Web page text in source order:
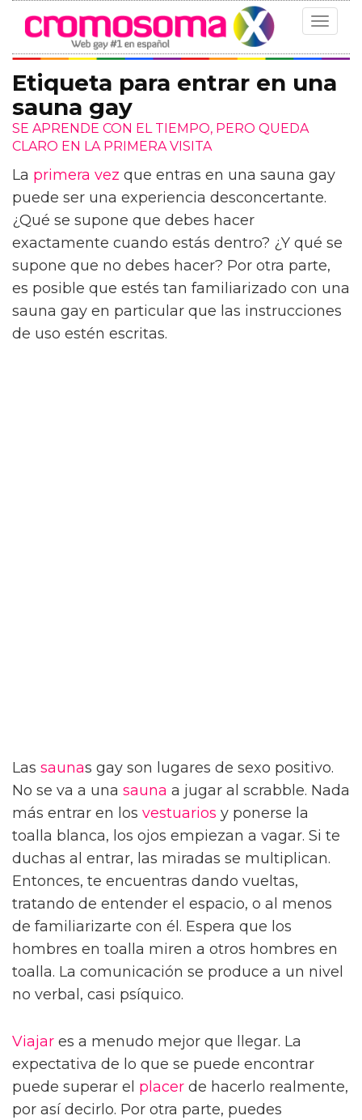
Toggle
Etiqueta para entrar en una
sauna gay
SE APRENDE CON EL TIEMPO, PERO QUEDA
CLARO EN LA PRIMERA VISITA
La primera vez que entras en una sauna gay
puede ser una experiencia desconcertante.
¿Qué se supone que debes hacer
exactamente cuando estás dentro? ¿Y qué se
supone que no debes hacer? Por otra parte,
es posible que estés tan familiarizado con una
sauna gay en particular que las instrucciones
de uso estén escritas.
Las saunas gay son lugares de sexo positivo.
No se va a una sauna a jugar al scrabble. Nada
más entrar en los vestuarios y ponerse la
toalla blanca, los ojos empiezan a vagar. Si te
duchas al entrar, las miradas se multiplican.
Entonces, te encuentras dando vueltas,
tratando de entender el espacio, o al menos
de familiarizarte con él. Espera que los
hombres en toalla miren a otros hombres en
toalla. La comunicación se produce a un nivel
no verbal, casi psíquico.
Viajar es a menudo mejor que llegar. La
expectativa de lo que se puede encontrar
puede superar el placer de hacerlo realmente,
por así decirlo. Por otra parte, puedes